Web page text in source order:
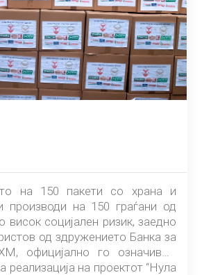
на 150 пакети со храна и
производи на 150 граѓани од
висок социјален ризик, заедно
од здружението Банка за
официјално го означивме
реализација на проектот “Нула